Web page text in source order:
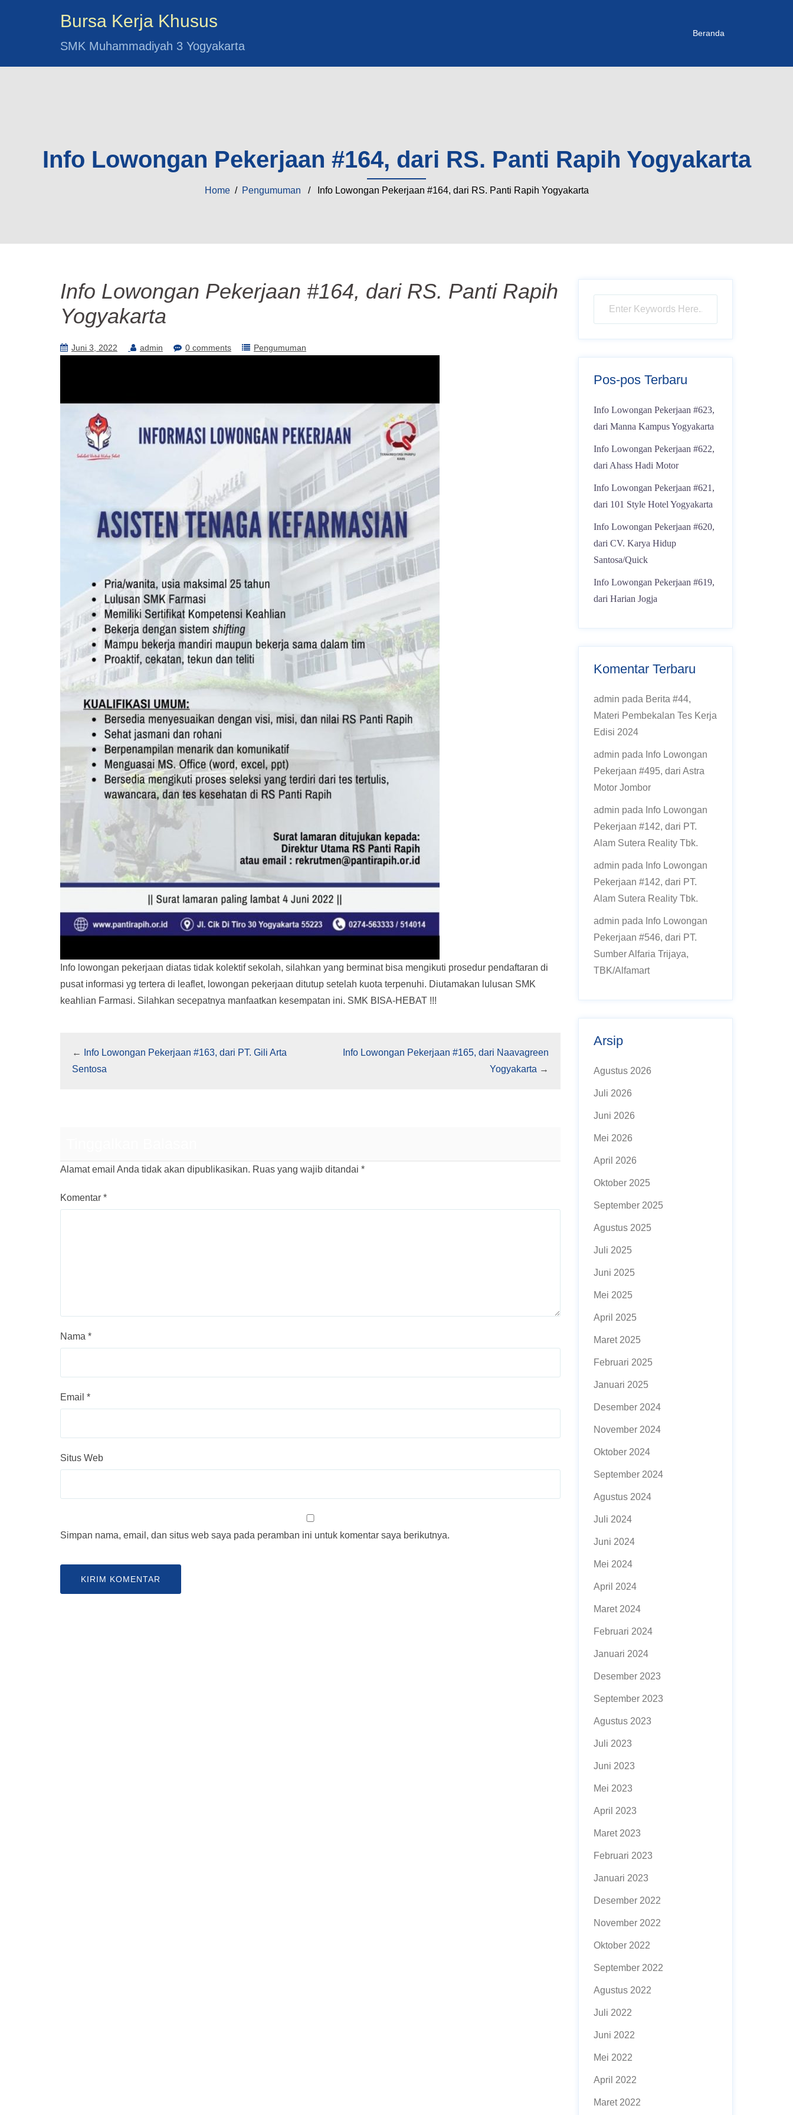
Bursa Kerja Khusus
SMK Muhammadiyah 3 Yogyakarta
Beranda
Info Lowongan Pekerjaan #164, dari RS. Panti Rapih Yogyakarta
Home/ Pengumuman / Info Lowongan Pekerjaan #164, dari RS. Panti Rapih Yogyakarta
Info Lowongan Pekerjaan #164, dari RS. Panti Rapih
Yogyakarta
Juni 3, 2022 admin 0 comments Pengumuman
Info lowongan pekerjaan diatas tidak kolektif sekolah, silahkan yang berminat bisa mengikuti prosedur pendaftaran di
pusat informasi yg tertera di leaflet, lowongan pekerjaan ditutup setelah kuota terpenuhi. Diutamakan lulusan SMK
keahlian Farmasi. Silahkan secepatnya manfaatkan kesempatan ini. SMK BISA-HEBAT !!!
←
Info Lowongan Pekerjaan #163, dari PT. Gili Arta
Sentosa
Info Lowongan Pekerjaan #165, dari Naavagreen
Yogyakarta →
Alamat email Anda tidak akan dipublikasikan. Ruas yang wajib ditandai *
Komentar *
Nama *
Email *
Situs Web
Simpan nama, email, dan situs web saya pada peramban ini untuk komentar saya berikutnya.
Pos-pos Terbaru
Info Lowongan Pekerjaan #623,
dari Manna Kampus Yogyakarta
Info Lowongan Pekerjaan #622,
dari Ahass Hadi Motor
Info Lowongan Pekerjaan #621,
dari 101 Style Hotel Yogyakarta
Info Lowongan Pekerjaan #620,
dari CV. Karya Hidup
Santosa/Quick
Info Lowongan Pekerjaan #619,
dari Harian Jogja
Komentar Terbaru
admin pada Berita #44,
Materi Pembekalan Tes Kerja
Edisi 2024
admin pada Info Lowongan
Pekerjaan #495, dari Astra
Motor Jombor
admin pada Info Lowongan
Pekerjaan #142, dari PT.
Alam Sutera Reality Tbk.
admin pada Info Lowongan
Pekerjaan #142, dari PT.
Alam Sutera Reality Tbk.
admin pada Info Lowongan
Pekerjaan #546, dari PT.
Sumber Alfaria Trijaya,
TBK/Alfamart
Arsip
Agustus 2026
Juli 2026
Juni 2026
Mei 2026
April 2026
Oktober 2025
September 2025
Agustus 2025
Juli 2025
Juni 2025
Mei 2025
April 2025
Maret 2025
Februari 2025
Januari 2025
Desember 2024
November 2024
Oktober 2024
September 2024
Agustus 2024
Juli 2024
Juni 2024
Mei 2024
April 2024
Maret 2024
Februari 2024
Januari 2024
Desember 2023
September 2023
Agustus 2023
Juli 2023
Juni 2023
Mei 2023
April 2023
Maret 2023
Februari 2023
Januari 2023
Desember 2022
November 2022
Oktober 2022
September 2022
Agustus 2022
Juli 2022
Juni 2022
Mei 2022
April 2022
Maret 2022